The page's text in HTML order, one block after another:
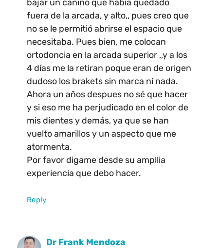
bajar un canino que había quedado
fuera de la arcada, y alto,, pues creo que
no se le permitió abrirse el espacio que
necesitaba. Pues bien, me colocan
ortodoncia en la arcada superior ,,y a los
4 días me la retiran poque eran de origen
dudoso los brakets sin marca ni nada.
Ahora un años despues no sé que hacer
y si eso me ha perjudicado en el color de
mis dientes y demás, ya que se han
vuelto amarillos y un aspecto que me
atormenta.
Por favor digame desde su ampllia
experiencia que debo hacer.
Reply
Dr Frank Mendoza